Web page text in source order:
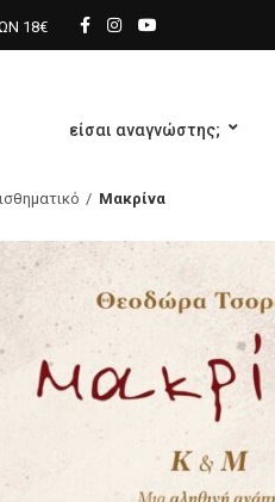
18€
είσαι αναγνώστης;
Μακρίνα